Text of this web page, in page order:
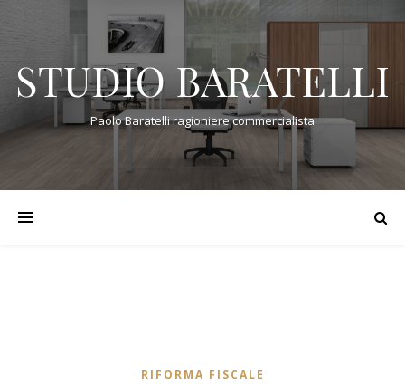
STUDIO BARATELLI
Paolo Baratelli ragioniere commercialista
RIFORMA FISCALE